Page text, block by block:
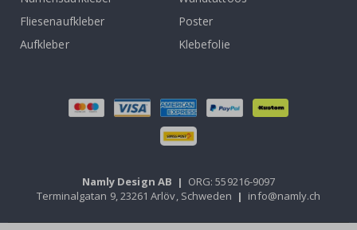
Fliesenaufkleber
Poster
Aufkleber
Klebefolie
Namly Design AB | ORG: 559216-9097
Terminalgatan 9, 23261 Arlöv, Schweden | info@namly.ch